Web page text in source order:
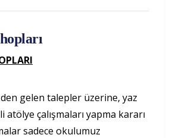
gelen talepler üzerine, yaz
atölye çalışmaları yapma kararı
sadece okulumuz